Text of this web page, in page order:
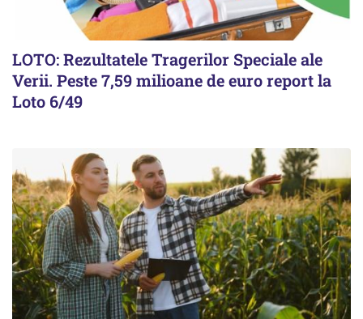
LOTO: Rezultatele Tragerilor Speciale ale
Verii. Peste 7,59 milioane de euro report la
Loto 6/49